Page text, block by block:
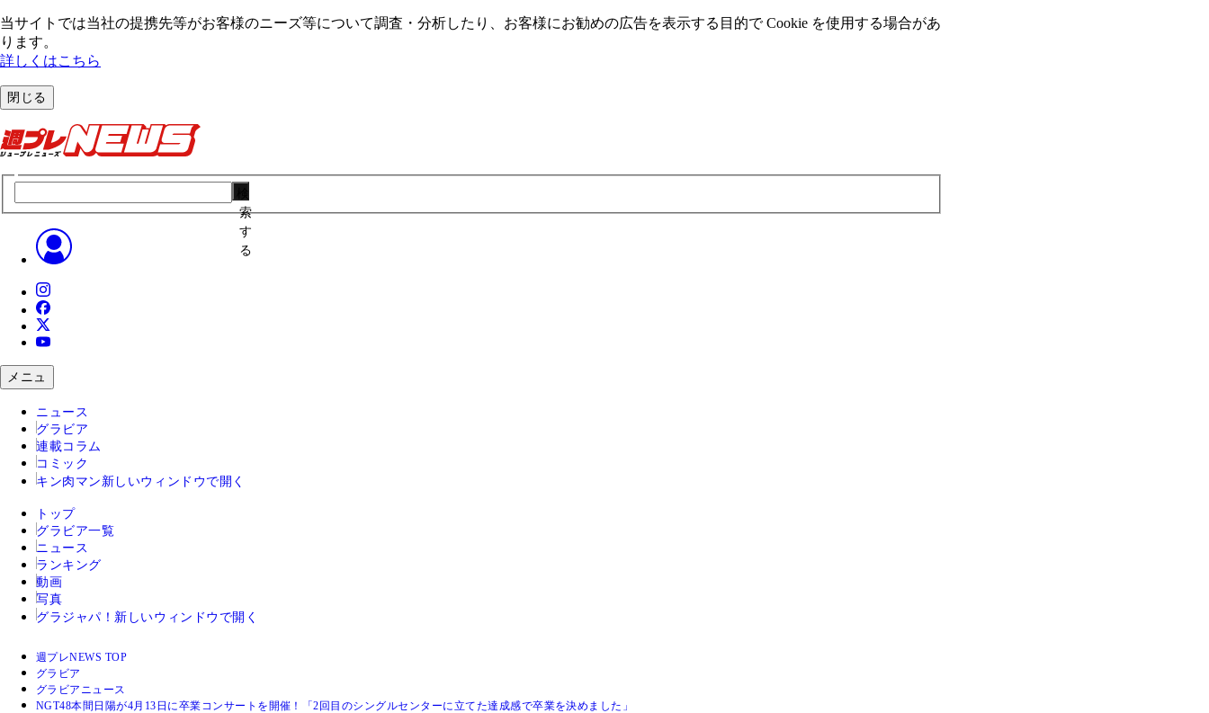
当サイトでは当社の提携先等がお客様のニーズ等について調査・分析したり、お客様にお勧めの広告を表⽰する⽬的で Cookie を使⽤する場合があ
ります。
詳しくはこちら
閉じる
索
す
る
メニュ
ニュース
グラビア
連載コラム
コミック
キン肉マン 新しいウィンドウで開く
トップ
グラビア一覧
ニュース
ランキング
動画
写真
グラジャパ！ 新しいウィンドウで開く
週プレNEWS TOP
グラビア
グラビアニュース
NGT48本間日陽が4月13日に卒業コンサートを開催！「2回目のシングルセンターに立てた達成感で卒業を決めました」